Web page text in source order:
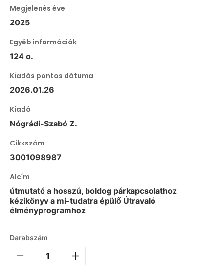
Megjelenés éve
2025
Egyéb információk
124 o.
Kiadás pontos dátuma
2026.01.26
Kiadó
Nógrádi-Szabó Z.
Cikkszám
3001098987
Alcím
útmutató a hosszú, boldog párkapcsolathoz
kézikönyv a mi-tudatra épülő Útravaló
élményprogramhoz
Darabszám